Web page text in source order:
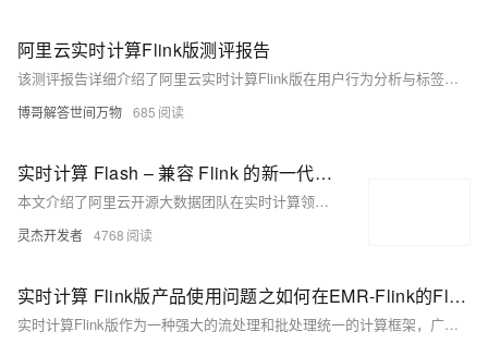
阿里云实时计算Flink版测评报告
该测评报告详细介绍了阿里云实时计算Flink版在用户行为分析与标签画像中的应用实践，展示了其毫秒级的数据处理能力和高效的开发流程。报告还全面评测了该服务在稳定性、性能、开发运维及安全性方面的卓越表现，并对比自建Flink集群的优势。最后，报告评估了其成本效益，强调了其灵活扩展性和高投资回报率，适合各类实时数据处理需求。
博哥解答世间万物 685
实时计算 Flash – 兼容 Flink 的新一代向量化流计算引擎
本文介绍了阿里云开源大数据团队在实时计算领域的最新成果——向量化流计算引擎Flash。文章主要内容包括：Apache Flink 成为业界流计算标准、Flash 核心技术解读、性能测试数据以及在阿里巴巴集团的落地效果。Flash 是一款完全兼容 Apache Flink 的新一代流计算引擎，通过向量化技术和 C++ 实现，大幅提升了性能和成本效益。
灵杰开发者 4768
实时计算 Flink版产品使用问题之如何在EMR-Flink的Flink SOL中针对source表单独设置并行度
实时计算Flink版作为一种强大的流处理和批处理统一的计算框架，广泛应用于各种需要实时数据处理和分析的场景。实时计算Flink版通常结合SQL接口、DataStream API、以及与上下游数据源和存储系统的丰富连接器，提供了一套全面的解决方案，以应对各种实时计算需求。其低延迟、高吞吐、容错性强的特点，使其成为众多企业和组织实时数据处理首选的技术平台。以下是实时计算Flink版的一些典型使用合集。